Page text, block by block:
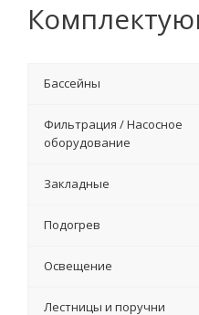
Бассейны
Фильтрация / Насосное
оборудование
Закладные
Подогрев
Освещение
Лестницы и поручни